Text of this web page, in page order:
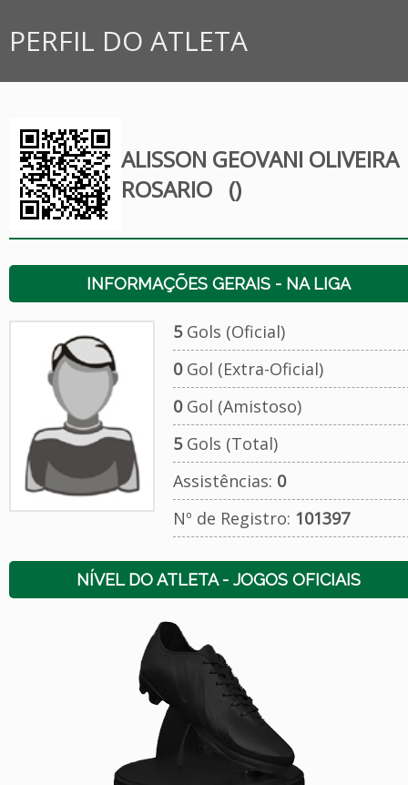
PERFIL DO ATLETA
ALISSON GEOVANI OLIVEIRA
ROSARIO ()
INFORMAÇÕES GERAIS - NA LIGA
5Gols (Oficial)
0Gol (Extra-Oficial)
0Gol (Amistoso)
5Gols (Total)
Assistências: 0
Nº de Registro: 101397
NÍVEL DO ATLETA - JOGOS OFICIAIS